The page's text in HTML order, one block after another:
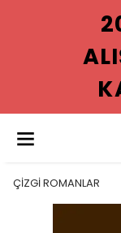
ÇİZGİ ROMANLAR